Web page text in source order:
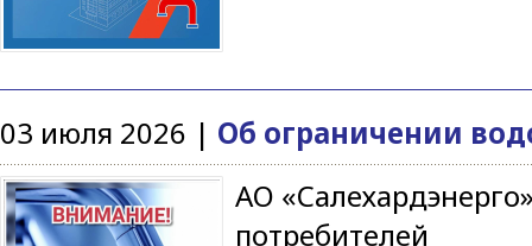
03 июля 2026 | Об ограничении
АО
потребителей